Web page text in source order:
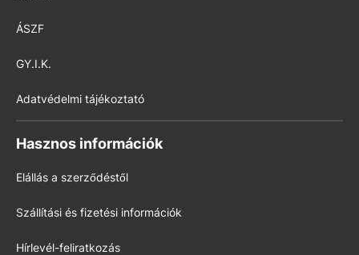
ÁSZF
GY.I.K.
Adatvédelmi tájékoztató
Hasznos információk
Elállás a szerződéstől
Szállítási és fizetési információk
Hírlevél-feliratkozás